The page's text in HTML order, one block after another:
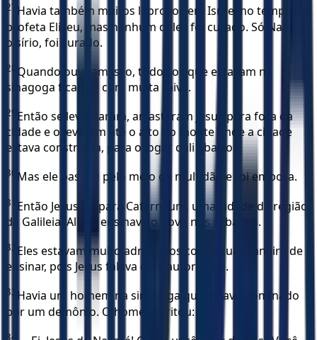
27 Havia também muitos leprosos em Israel no tempo do
profeta Eliseu, mas nenhum deles foi curado. Só Naamã,
o sírio, foi curado.
28 Quando ouviram isso, todos os que estavam na
sinagoga ficaram com muita raiva.
29 Então se levantaram, arrastaram Jesus para fora da
cidade e o levaram até o alto do monte onde a cidade
estava construída, para o jogar dali abaixo.
30 Mas ele passou pelo meio da multidão e foi embora.
31
Então Jesus foi para Cafarnaum, uma cidade da região
da Galileia. Ali ele ensinava o povo nos sábados.
32 Eles estavam muito admirados com a sua maneira de
ensinar, pois Jesus falava com autoridade.
33 Havia um homem na sinagoga que estava dominado
por um demônio. O homem gritou:
34